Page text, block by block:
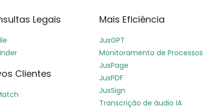
Legais
Clientes
Mais Eficiência
JusGPT
Monitoramento de Processos
JusPage
JusPDF
JusSign
Transcrição de áudio IA